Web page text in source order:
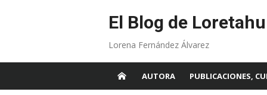
El Blog de
Lorena Fernández Álvarez
AUTORA PUBLICACIONES,